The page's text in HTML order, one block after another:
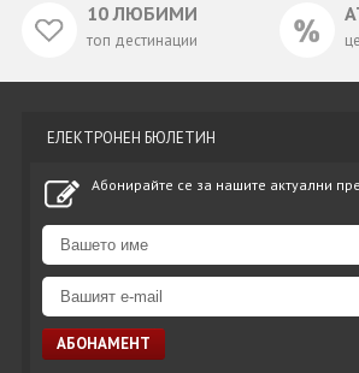
10 ЛЮБИМИ
топ дестинации
ЕЛЕКТРОНЕН БЮЛЕТИН
Абонирайте се за нашите актуални